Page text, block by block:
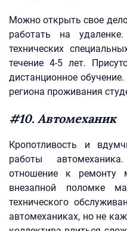
Можно открыть свое
работать на
технических
течение 4-5 лет.
дистанционное
региона проживания
#10. Автомеханик
Кропотливость и
работы
отношение к ремонту
внезапной поломке
технического
автомеханиках, но не